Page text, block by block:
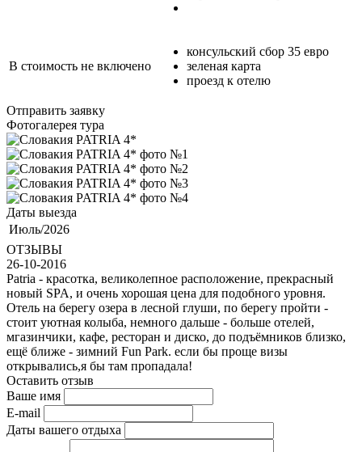
В стоимость не включено
консульский сбор 35 евро
зеленая карта
проезд к отелю
Отправить заявку
Фотогалерея тура
Даты выезда
Июль/2026
ОТЗЫВЫ
26-10-2016
Patria - красотка, великолепное расположение, прекрасный
новый SPA, и очень хорошая цена для подобного уровня.
Отель на берегу озера в лесной глуши, по берегу пройти -
стоит уютная колыба, немного дальше - больше отелей,
мгазинчики, кафе, ресторан и диско, до подъёмников близко,
ещё ближе - зимний Fun Park. если бы проще визы
открывались,я бы там пропадала!
Оставить отзыв
Ваше имя
E-mail
Даты вашего отдыха